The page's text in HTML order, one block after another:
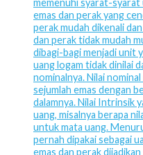
memenuhi syarat-syarat
emas dan perak yang
perak mudah dikenali
dan perak tidak mudah
dibagi-bagi menjadi unit
uang logam tidak dinilai
nominalnya. Nilai
sejumlah emas dengan
dalamnya. Nilai Intrinsik
uang, misalnya berapa
untuk mata uang.
pernah dipakai sebagai
emas dan perak